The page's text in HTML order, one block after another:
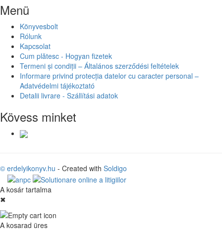
Menü
Könyvesbolt
Rólunk
Kapcsolat
Cum plătesc - Hogyan fizetek
Termeni și condiții – Általános szerződési feltételek
Informare privind protecția datelor cu caracter personal –
Adatvédelmi tájékoztató
Detalii livrare - Szállítási adatok
Kövess minket
© erdelyikonyv.hu - Created with Soldigo
A kosár tartalma
✖
A kosarad üres